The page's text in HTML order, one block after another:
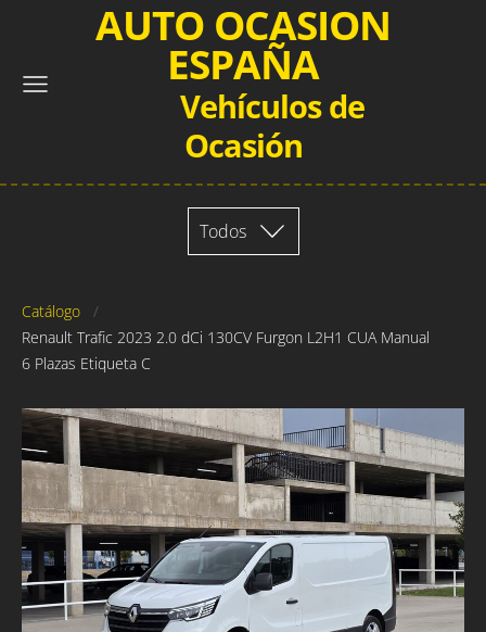
AUTO OCASION
ESPAÑA
Vehículos de
Ocasión
Todos
Catálogo
Renault Trafic 2023 2.0 dCi 130CV Furgon L2H1 CUA Manual
6 Plazas Etiqueta C